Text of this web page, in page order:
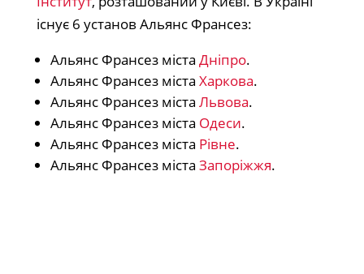
існує 6 установ Альянс Франсез:
Альянс Франсез міста Дніпро.
Альянс Франсез міста Харкова.
Альянс Франсез міста Львова.
Альянс Франсез міста Одеси.
Альянс Франсез міста Рівне.
Альянс Франсез міста Запоріжжя.